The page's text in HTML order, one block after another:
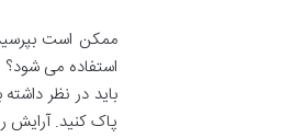
ممکن است
استفاده می
باید در نظر
پاک کنید. آرایش